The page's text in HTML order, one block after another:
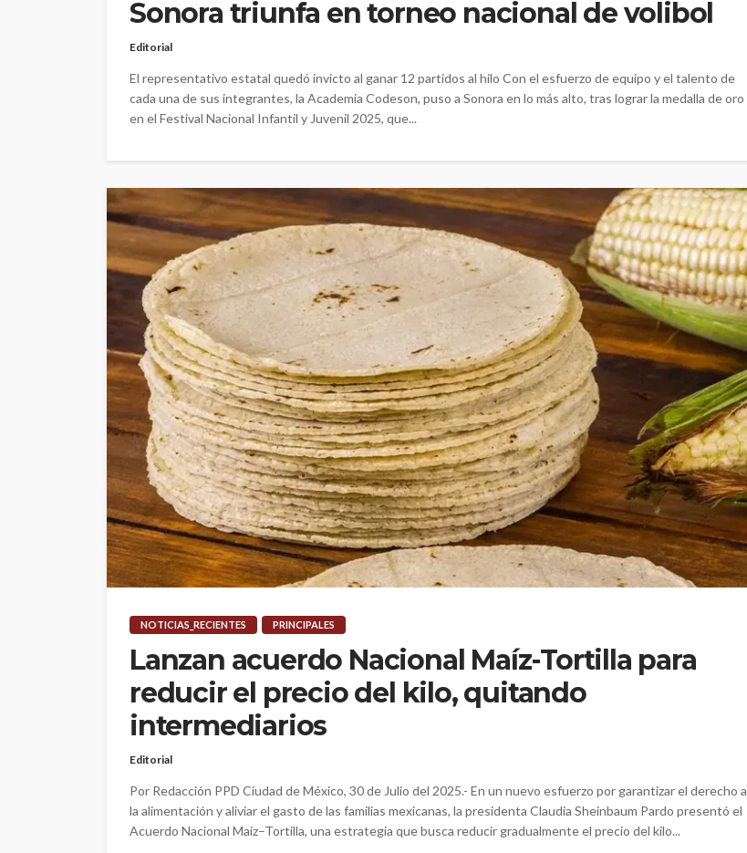
Sonora triunfa en torneo nacional de volibol
Editorial
El representativo estatal quedó invicto al ganar 12 partidos al hilo Con el esfuerzo de equipo y el talento de
cada una de sus integrantes, la Academia Codeson, puso a Sonora en lo más alto, tras lograr la medalla de oro
en el Festival Nacional Infantil y Juvenil 2025, que...
NOTICIAS_RECIENTES PRINCIPALES
Lanzan acuerdo Nacional Maíz-Tortilla para
reducir el precio del kilo, quitando
intermediarios
Editorial
Por Redacción PPD Ciudad de México, 30 de Julio del 2025.- En un nuevo esfuerzo por garantizar el derecho a
la alimentación y aliviar el gasto de las familias mexicanas, la presidenta Claudia Sheinbaum Pardo presentó el
Acuerdo Nacional Maíz–Tortilla, una estrategia que busca reducir gradualmente el precio del kilo...